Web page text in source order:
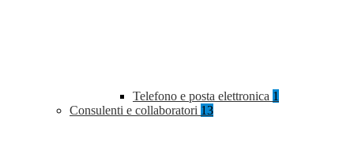
Telefono e posta elettronica 1
Consulenti e collaboratori 13